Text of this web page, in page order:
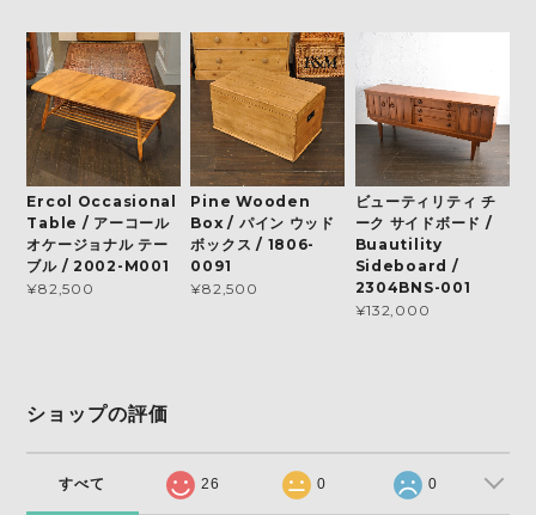
Ercol Occasional
Table / アーコール
オケージョナル テー
ブル / 2002-M001
¥82,500
Pine Wooden
Box / パイン ウッド
ボックス / 1806-
0091
¥82,500
ビューティリティ チ
ーク サイドボード /
Buautility
Sideboard /
2304BNS-001
¥132,000
ショップの評価
すべて 26 0 0